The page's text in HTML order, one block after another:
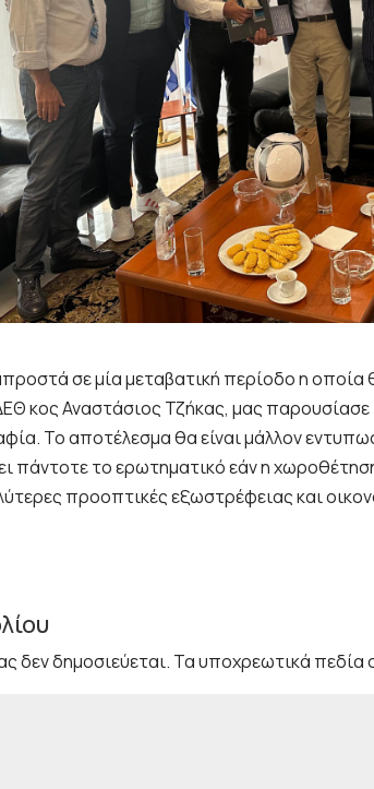
σε μία μεταβατική περίοδο η οποία
κος Αναστάσιος Τζήκας, μας
Το αποτέλεσμα θα είναι μάλλον
πάντοτε το ερωτηματικό εάν η
προοπτικές εξωστρέφειας και
δεν δημοσιεύεται. Τα υποχρεωτικά πεδία